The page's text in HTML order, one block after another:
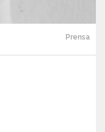
Prensa